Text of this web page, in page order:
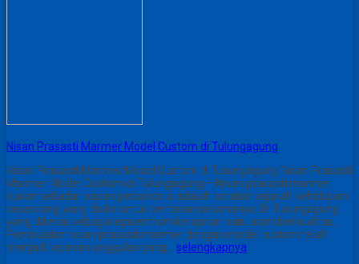
Nisan Prasasti Marmer Model Custom di Tulungagung
Nisan Prasasti Marmer Model Custom di Tulungagung Nisan Prasasti
Marmer Model Custom di Tulungagung – Nisan prasasti marmer
bukan sekadar papan penanda ia adalah catatan sejarah kehidupan
seseorang yang diukir untuk bertahan selamanya. Di Tulungagung
yang dikenal sebagai episentrum kerajinan batu alam berkualitas.
Pembuatan nisan prasasti marmer dengan model custom telah
menjadi layanan unggulan yang… selengkapnya